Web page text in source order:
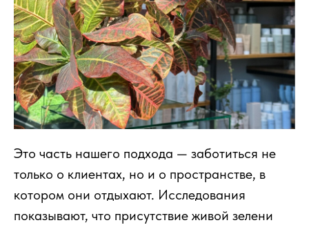
Это часть нашего подхода — заботиться не
только о клиентах, но и о пространстве, в
котором они отдыхают. Исследования
показывают, что присутствие живой зелени